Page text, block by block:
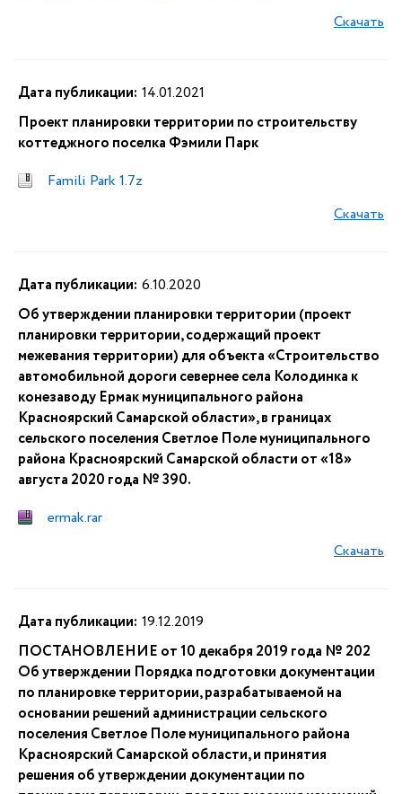
Скачать
Дата публикации: 14.01.2021
Проект планировки территории по строительству
коттеджного поселка Фэмили Парк
Famili Park 1.7z
Скачать
Дата публикации: 6.10.2020
Об утверждении планировки территории (проект
планировки территории, содержащий проект
межевания территории) для объекта «Строительство
автомобильной дороги севернее села Колодинка к
конезаводу Ермак муниципального района
Красноярский Самарской области», в границах
сельского поселения Светлое Поле муниципального
района Красноярский Самарской области от «18»
августа 2020 года № 390.
ermak.rar
Скачать
Дата публикации: 19.12.2019
ПОСТАНОВЛЕНИЕ от 10 декабря 2019 года № 202
Об утверждении Порядка подготовки документации
по планировке территории, разрабатываемой на
основании решений администрации сельского
поселения Светлое Поле муниципального района
Красноярский Самарской области, и принятия
решения об утверждении документации по